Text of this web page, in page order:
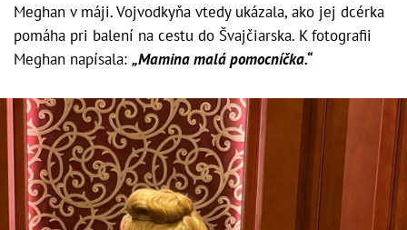
Meghan v máji. Vojvodkyňa vtedy ukázala, ako jej dcérka
pomáha pri balení na cestu do Švajčiarska. K fotografii
Meghan napísala: „Mamina malá pomocníčka.“